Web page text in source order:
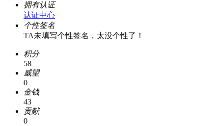
拥有认证
认证中心
个性签名
TA未填写个性签名，太没个性了！
积分
58
威望
0
金钱
43
贡献
0